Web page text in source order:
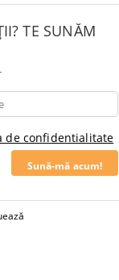
TE SUNĂM
de confidentialitate